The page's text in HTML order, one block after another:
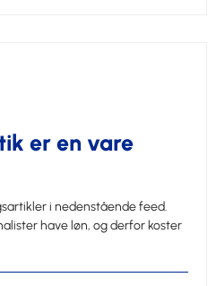
er en vare
i nedenstående feed.
have løn, og derfor koster